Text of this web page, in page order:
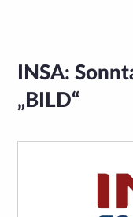
INSA:
„BILD“